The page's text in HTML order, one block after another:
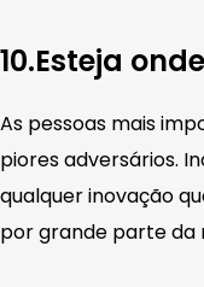
10.Esteja
As pessoas mais
piores adversários.
qualquer inovação
por grande parte da